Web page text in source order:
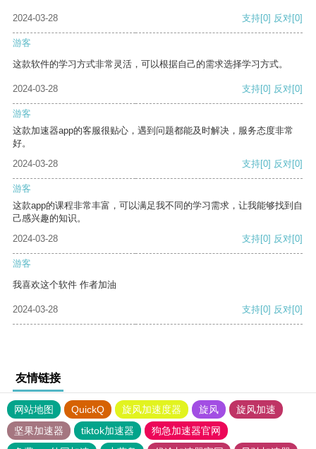
2024-03-28 支持[0] 反对[0]
游客
这款软件的学习方式非常灵活，可以根据自己的需求选择学习方式。
2024-03-28 支持[0] 反对[0]
游客
这款加速器app的客服很贴心，遇到问题都能及时解决，服务态度非常
好。
2024-03-28
支持[0] 反对[0]
游客
这款app的课程非常丰富，可以满足我不同的学习需求，让我能够找到自
己感兴趣的知识。
2024-03-28
支持[0] 反对[0]
游客
我喜欢这个软件 作者加油
2024-03-28 支持[0] 反对[0]
友情链接
网站地图 QuickQ 旋风加速度器 旋风
旋风加速
坚果加速器
tiktok加速器
狗急加速器官网